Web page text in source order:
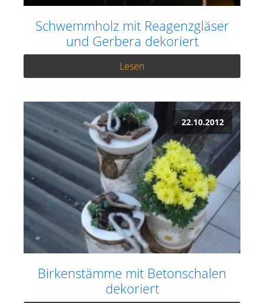
Schwemmholz mit Reagenzgläser
und Gerbera dekoriert
Lesen
22.10.2012
Birkenstämme mit Betonschalen
dekoriert